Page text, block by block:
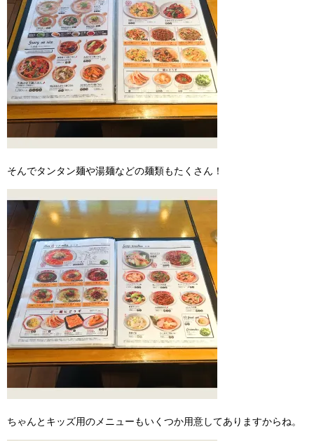
そんでタンタン麺や湯麺などの麺類もたくさん！
ちゃんとキッズ用のメニューもいくつか用意してありますからね。